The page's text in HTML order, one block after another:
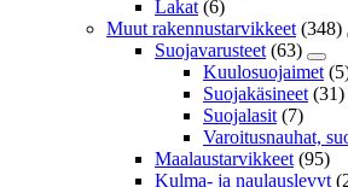
Lakat (6)
Muut rakennustarvikkeet (348)
Suojavarusteet (63)
Kuulosuojaimet
Suojakäsineet (31)
Suojalasit (7)
Varoitusnauhat,
Maalaustarvikkeet (95)
Kulma- ja naulauslevyt